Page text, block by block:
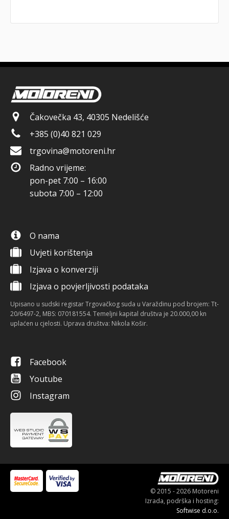
Čakovečka 43, 40305 Nedelišće
+385 (0)40 821 029
trgovina@motoreni.hr
Radno vrijeme:
pon-pet 7:00 – 16:00
subota 7:00 – 12:00
O nama
Uvjeti korištenja
Izjava o konverziji
Izjava o povjerljivosti podataka
Upisano u sudski registar Trgovačkog suda u Varaždinu pod brojem: Tt-
20/6497-2, MBS: 070181554. Temeljni kapital društva je 20.000,00 kn
uplaćen u cjelosti. Uprava društva: Nikola Košir.
Facebook
Youtube
Instagram
© 2015 - 2026 Motoreni
Izrada, podrška i hosting:
Softwise d.o.o.